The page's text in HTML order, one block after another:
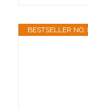
BESTSELLER NO.